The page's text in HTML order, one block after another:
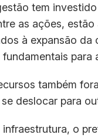
tem
as ações,
à expansão
para
também
deslocar para
o